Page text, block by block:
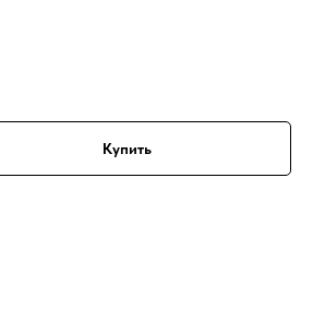
Купить